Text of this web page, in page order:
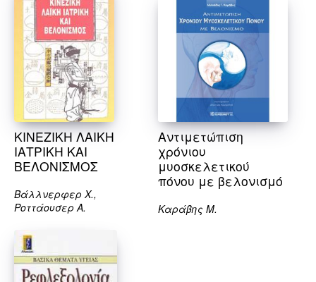
ΚΙΝΕΖΙΚΗ ΛΑΙΚΗ
ΙΑΤΡΙΚΗ ΚΑΙ
ΒΕΛΟΝΙΣΜΟΣ
Βάλλνερφερ Χ.,
Ροττάουσερ Α.
Αντιμετώπιση
χρόνιου
μυοσκελετικού
πόνου με βελονισμό
Καράβης Μ.